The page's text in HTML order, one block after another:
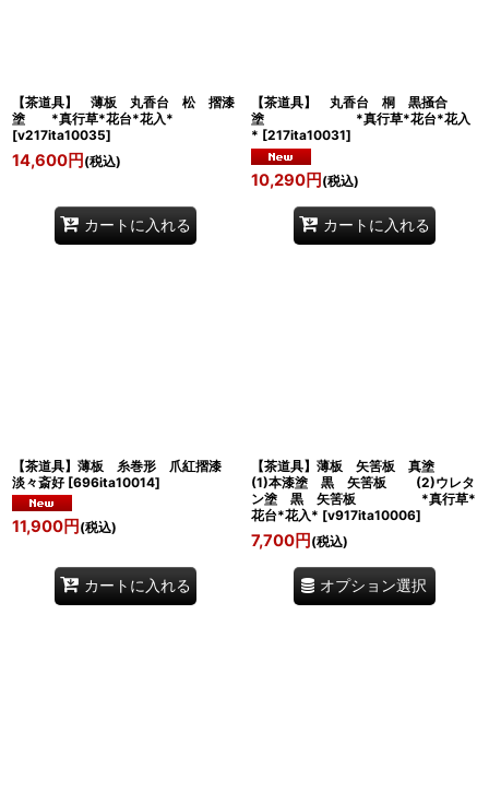
【茶道具】 薄板 丸香台 松 摺漆
塗 *真行草*花台*花入*
[v217ita10035]
14,600円 (税込)
カートに入れる
【茶道具】 丸香台 桐 黒掻合
塗 *真行草*花台*花入
* [217ita10031]
10,290円 (税込)
カートに入れる
【茶道具】薄板 糸巻形 爪紅摺漆
淡々斎好 [696ita10014]
11,900円 (税込)
カートに入れる
【茶道具】薄板 矢筈板 真塗
(1)本漆塗 黒 矢筈板 (2)ウレタ
ン塗 黒 矢筈板 *真行草*
花台*花入* [v917ita10006]
7,700円 (税込)
オプション選択